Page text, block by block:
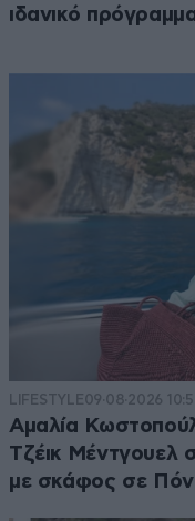
ιδανικό
LIFESTYLE09·08·2026
Αμαλία
Τζέικ Μέντγουελ
με σκάφος σε